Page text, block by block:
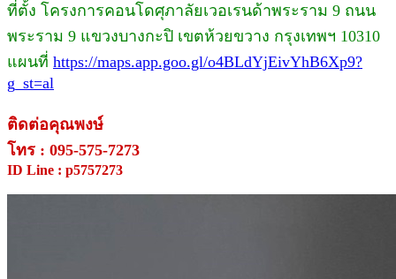
ที่ตั้ง โครงการคอนโดศุภาลัยเวอเรนด้าพระราม 9 ถนน
พระราม 9 แขวงบางกะปิ เขตห้วยขวาง กรุงเทพฯ 10310
แผนที่ https://maps.app.goo.gl/o4BLdYjEivYhB6Xp9?
g_st=al
ติดต่อคุณพงษ์
โทร : 095-575-7273
ID Line : p5757273